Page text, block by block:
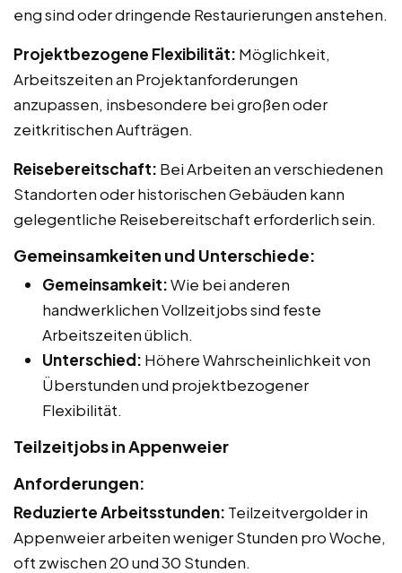
eng sind oder dringende Restaurierungen anstehen.
Projektbezogene Flexibilität: Möglichkeit,
Arbeitszeiten an Projektanforderungen
anzupassen, insbesondere bei großen oder
zeitkritischen Aufträgen.
Reisebereitschaft: Bei Arbeiten an verschiedenen
Standorten oder historischen Gebäuden kann
gelegentliche Reisebereitschaft erforderlich sein.
Gemeinsamkeiten und Unterschiede:
Gemeinsamkeit:Wie bei anderen
handwerklichen Vollzeitjobs sind feste
Arbeitszeiten üblich.
Unterschied: Höhere Wahrscheinlichkeit von
Überstunden und projektbezogener
Flexibilität.
Teilzeitjobs in Appenweier
Anforderungen:
Reduzierte Arbeitsstunden: Teilzeitvergolder in
Appenweier arbeiten weniger Stunden pro Woche,
oft zwischen 20 und 30 Stunden.